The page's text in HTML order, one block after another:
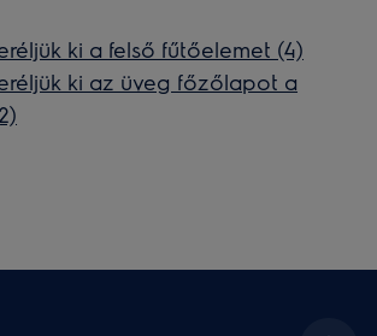
ki a felső fűtőelemet (4)
ki az üveg főzőlapot a